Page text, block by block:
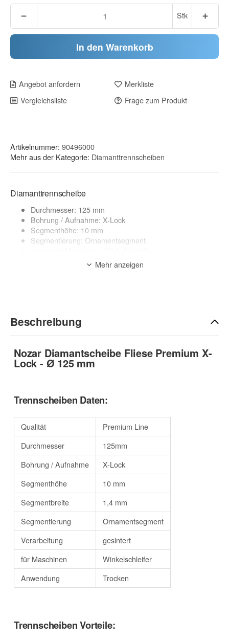
Stk
In den Warenkorb
Angebot anfordern
Merkliste
Vergleichsliste
Frage zum Produkt
Artikelnummer: 90496000
Mehr aus der Kategorie: Diamanttrennscheiben
Diamanttrennscheibe
Durchmesser: 125 mm
Bohrung / Aufnahme: X-Lock
Segmenthöhe: 10 mm
Segmentierung: Ornamentsegment
Anwendung: Trocken
zur Beschreibung
Mehr anzeigen
Beschreibung
Nozar Diamantscheibe Fliese Premium X-
Lock - Ø 125 mm
Trennscheiben Daten:
Qualität
Premium Line
Durchmesser
125mm
Bohrung / Aufnahme
X-Lock
Segmenthöhe
10 mm
Segmentbreite
1,4 mm
Segmentierung
Ornamentsegment
Verarbeitung
gesintert
für Maschinen
Winkelschleifer
Anwendung
Trocken
Trennscheiben Vorteile: